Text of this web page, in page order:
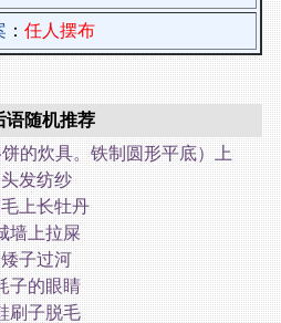
： 任人摆布
语随机推荐
的炊具。铁制圆形平底）上
头发纺纱
上长牡丹
墙上拉屎
矮子过河
子的眼睛
刷子脱毛